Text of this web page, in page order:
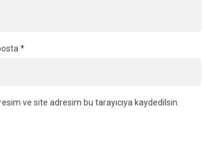
*
ve site adresim bu tarayıcıya kaydedilsin.